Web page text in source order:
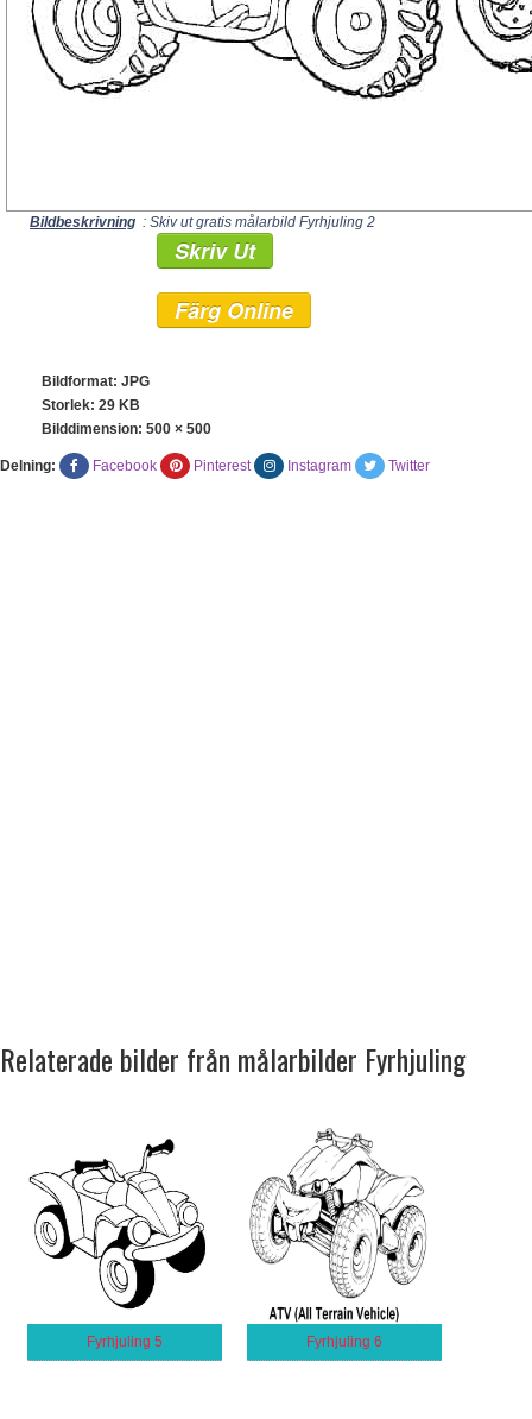
Bildbeskrivning : Skiv ut gratis målarbild Fyrhjuling 2
Skriv Ut
Färg Online
Bildformat: JPG
Storlek: 29 KB
Bilddimension: 500 × 500
Delning: Facebook Pinterest Instagram Twitter
Relaterade bilder från målarbilder Fyrhjuling
Fyrhjuling 5 Fyrhjuling 6